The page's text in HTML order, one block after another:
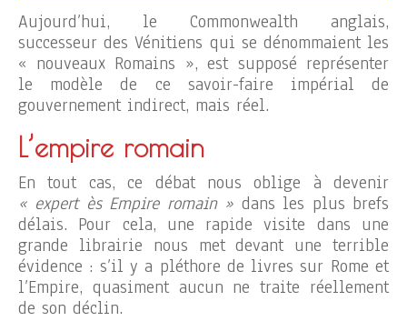
Aujourd’hui, le Commonwealth anglais,
successeur des Vénitiens qui se dénommaient les
« nouveaux Romains », est supposé représenter
le modèle de ce savoir-faire impérial de
gouvernement indirect, mais réel.
L’empire romain
En tout cas, ce débat nous oblige à devenir
« expert ès Empire romain » dans les plus brefs
délais. Pour cela, une rapide visite dans une
grande librairie nous met devant une terrible
évidence : s’il y a pléthore de livres sur Rome et
l’Empire, quasiment aucun ne traite réellement
de son déclin.